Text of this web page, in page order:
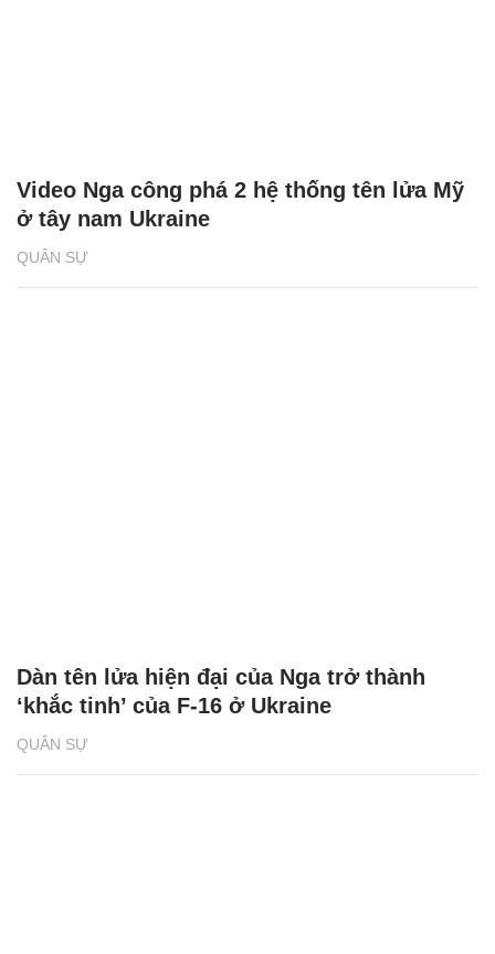
QUÂN SỰ
Video Nga công phá 2 hệ thống tên lửa Mỹ
ở tây nam Ukraine
QUÂN SỰ
Dàn tên lửa hiện đại của Nga trở thành
‘khắc tinh’ của F-16 ở Ukraine